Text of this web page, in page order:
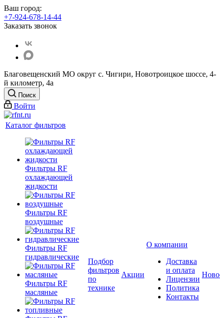
Ваш город:
+7-924-678-14-44‬
Заказать звонок
Благовещенский МО округ с. Чигири, Новотроицкое шоссе, 4-
й километр, 4а
Поиск
Войти
Каталог фильтров
Фильтры RF
охлаждающей
жидкости
Фильтры RF
воздушные
Фильтры RF
гидравлические
Фильтры RF
масляные
Подбор
фильтров
по
технике
Акции
О компании
Доставка
и оплата
Лицензии
Политика
Контакты